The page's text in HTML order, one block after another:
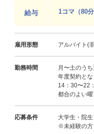
給与 1コマ（80
雇用形態 アルバイト(
勤務時間
月〜土のう
年度契約とな
14：30〜22
都合のよい曜
応募条件
大学生・院生
※未経験の方